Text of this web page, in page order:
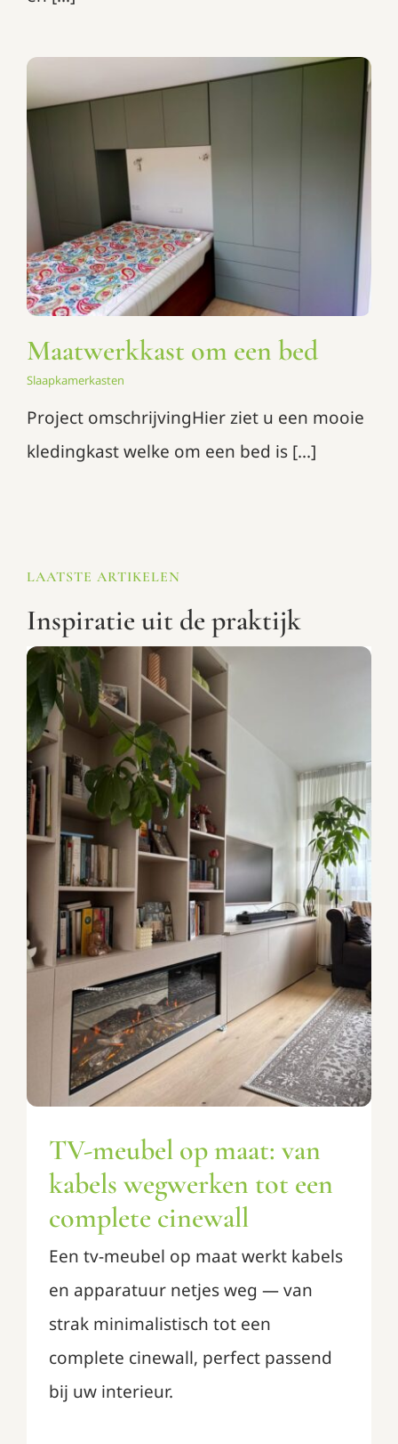
Maatwerkkast om een bed
Maatwerkkast om een bed
Slaapkamerkasten
Project omschrijvingHier ziet u een mooie
kledingkast welke om een bed is [...]
LAATSTE ARTIKELEN
Inspiratie uit de praktijk
TV-meubel op maat: van
kabels wegwerken tot een
complete cinewall
Inspiratie
TV-meubel op maat: van
kabels wegwerken tot een
complete cinewall
Een tv-meubel op maat werkt kabels
en apparatuur netjes weg — van
strak minimalistisch tot een
complete cinewall, perfect passend
bij uw interieur.